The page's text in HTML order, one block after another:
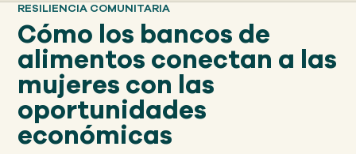
ACERCA
DE GFN
APOYE
NUESTRA MISIÓN
RESILIENCIA COMUNITARIA
Cómo los bancos de
alimentos conectan a las
mujeres con las
oportunidades
económicas